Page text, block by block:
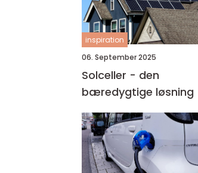
inspiration
06. September 2025
Solceller - den
bæredygtige løsning